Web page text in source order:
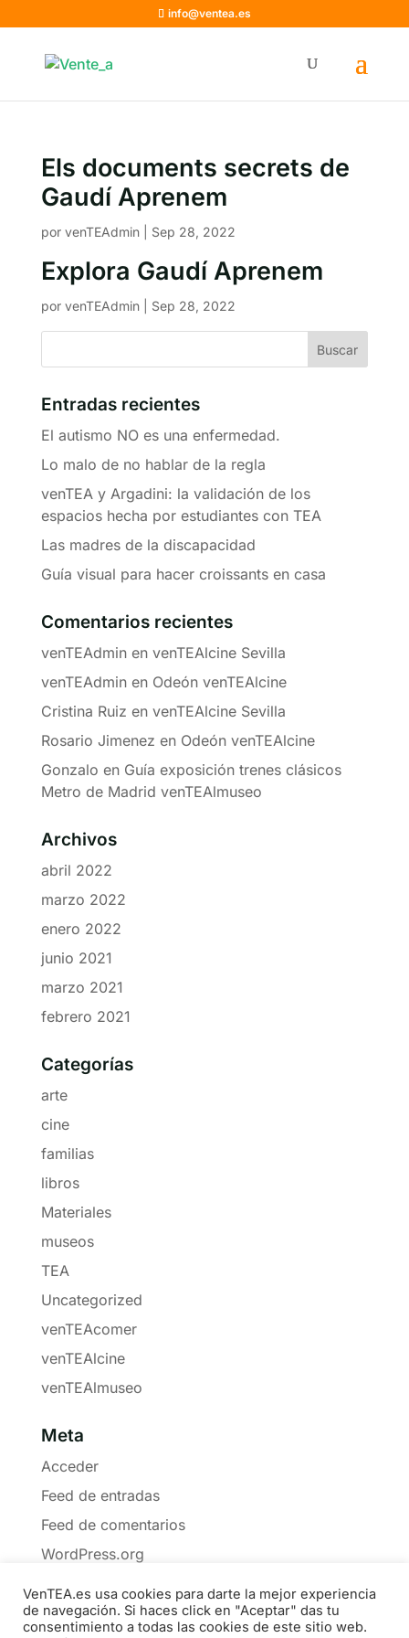
info@ventea.es
Els documents secrets de
Gaudí Aprenem
por venTEAdmin| Sep 28, 2022
Explora Gaudí Aprenem
por venTEAdmin| Sep 28, 2022
Entradas recientes
El autismo NO es una enfermedad.
Lo malo de no hablar de la regla
venTEA y Argadini: la validación de los
espacios hecha por estudiantes con TEA
Las madres de la discapacidad
Guía visual para hacer croissants en casa
Comentarios recientes
venTEAdminen venTEAlcine Sevilla
venTEAdminen Odeón venTEAlcine
Cristina Ruiz en venTEAlcine Sevilla
Rosario Jimenez en Odeón venTEAlcine
Gonzalo en Guía exposición trenes clásicos
Metro de Madrid venTEAlmuseo
Archivos
abril 2022
marzo 2022
enero 2022
junio 2021
marzo 2021
febrero 2021
Categorías
arte
cine
familias
libros
Materiales
museos
TEA
Uncategorized
venTEAcomer
venTEAlcine
venTEAlmuseo
Meta
Acceder
Feed de entradas
Feed de comentarios
WordPress.org
VenTEA.es usa cookies para darte la mejor experiencia
de navegación. Si haces click en "Aceptar" das tu
consentimiento a todas las cookies de este sitio web.